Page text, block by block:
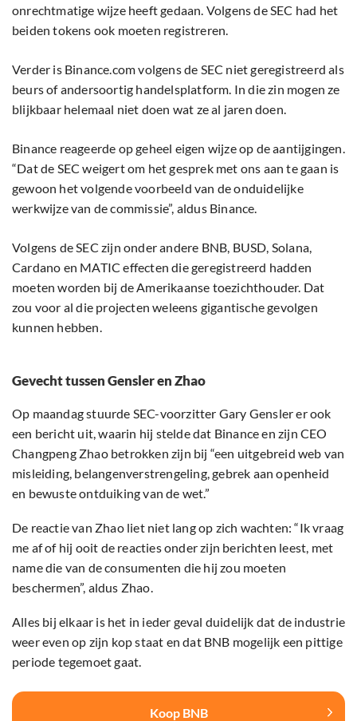
onrechtmatige wijze heeft gedaan. Volgens de SEC had het
beiden tokens ook moeten registreren.
Verder is Binance.com volgens de SEC niet geregistreerd als
beurs of andersoortig handelsplatform. In die zin mogen ze
blijkbaar helemaal niet doen wat ze al jaren doen.
Binance reageerde op geheel eigen wijze op de aantijgingen.
“Dat de SEC weigert om het gesprek met ons aan te gaan is
gewoon het volgende voorbeeld van de onduidelijke
werkwijze van de commissie”, aldus Binance.
Volgens de SEC zijn onder andere BNB, BUSD, Solana,
Cardano en MATIC effecten die geregistreerd hadden
moeten worden bij de Amerikaanse toezichthouder. Dat
zou voor al die projecten weleens gigantische gevolgen
kunnen hebben.
Gevecht tussen Gensler en Zhao
Op maandag stuurde SEC-voorzitter Gary Gensler er ook
een bericht uit, waarin hij stelde dat Binance en zijn CEO
Changpeng Zhao betrokken zijn bij “een uitgebreid web van
misleiding, belangenverstrengeling, gebrek aan openheid
en bewuste ontduiking van de wet.”
De reactie van Zhao liet niet lang op zich wachten: “Ik vraag
me af of hij ooit de reacties onder zijn berichten leest, met
name die van de consumenten die hij zou moeten
beschermen”, aldus Zhao.
Alles bij elkaar is het in ieder geval duidelijk dat de industrie
weer even op zijn kop staat en dat BNB mogelijk een pittige
periode tegemoet gaat.
Koop BNB